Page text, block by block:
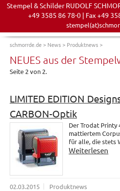
Stempel & Schilder RUDOLF
+49 3585 86 78-0 | Fax +49
schmorrde.de> News> Produktnews>
NEUES aus der
Seite 2 von 2.
LIMITED EDITION
CARBON-Optik
Der Trodat Printy
mattiertem
für alle, die stets
Weiterlesen
02.03.2015 Produktnews